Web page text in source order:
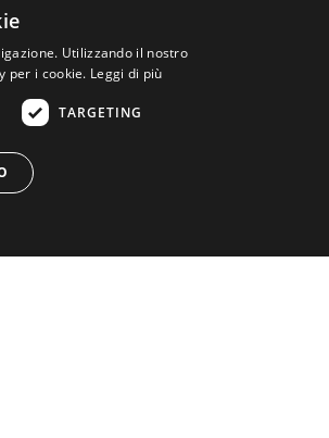
Utilizzando il nostro
per i cookie. Leggi di più
TARGETING